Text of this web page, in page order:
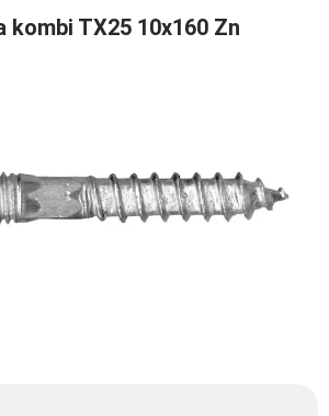
kombi TX25 10x160 Zn